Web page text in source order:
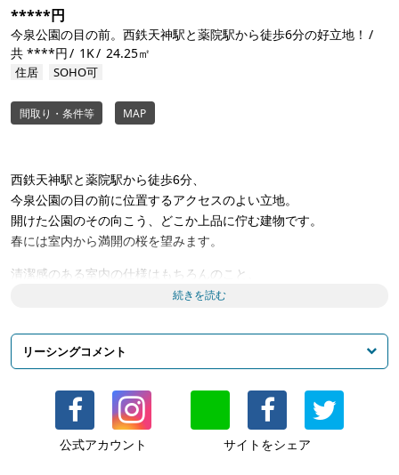
*****円
今泉公園の目の前。西鉄天神駅と薬院駅から徒歩6分の好立地！
共 ****円
1K 24.25㎡
住居 SOHO可
間取り・条件等 MAP
西鉄天神駅と薬院駅から徒歩6分、
今泉公園の目の前に位置するアクセスのよい立地。
開けた公園のその向こう、どこか上品に佇む建物です。
春には室内から満開の桜を望みます。
清潔感のある室内の仕様はもちろんのこと、
奥行きのあるバルコニーやオートロック設備、
利便性と安心感を兼ね備えた物件です。
● 現況優先となります
● 住居、SOHO、事務所利用可
※事務所契約の場合、家賃と共益費に別途消費税となります
続きを読む
リーシングコメント
アクセスのよさは譲れないけど、広さはそんなになくてもい
でも快適に、安心して暮らしたい。
そんなお部屋をお探しの方へ、ぜひご覧いただきたい物件で
公式アカウント サイトをシェア